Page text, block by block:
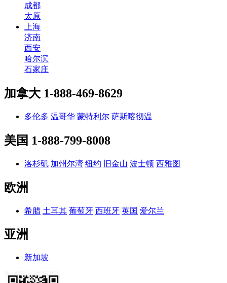
成都
太原
上海
济南
西安
哈尔滨
石家庄
加拿大 1-888-469-8629
多伦多 温哥华 蒙特利尔 萨斯喀彻温
美国 1-888-799-8008
洛杉矶 加州尔湾 纽约 旧金山 波士顿 西雅图
欧洲
希腊 土耳其 葡萄牙 西班牙 英国 爱尔兰
亚洲
新加坡